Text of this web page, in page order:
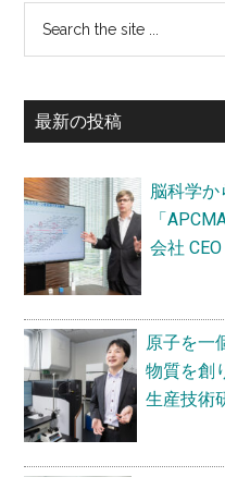
最
初
の
サ
イ
ド
バ
ー
...
最新の投稿
脳科学
「
会社
原子を一
物質を創
生産技術